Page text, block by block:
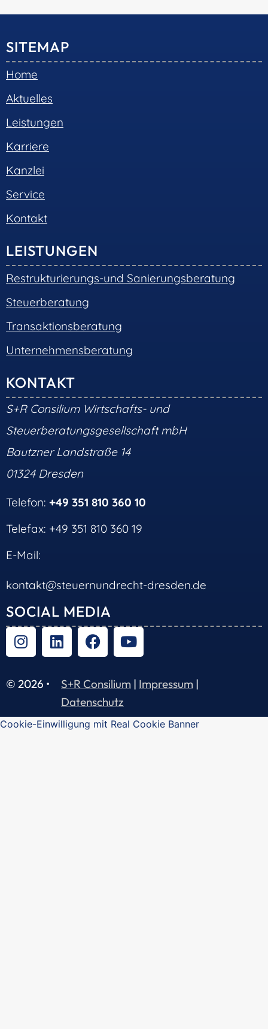
SITEMAP
Home
Aktuelles
Leistungen
Karriere
Kanzlei
Service
Kontakt
LEISTUNGEN
Restrukturierungs-und Sanierungsberatung
Steuerberatung
Transaktionsberatung
Unternehmensberatung
KONTAKT
S+R Consilium Wirtschafts- und
Steuerberatungsgesellschaft mbH
Bautzner Landstraße 14
01324 Dresden
Telefon: +49 351 810 360 10
Telefax: +49 351 810 360 19
E-Mail:
kontakt@steuernundrecht-dresden.de
SOCIAL MEDIA
© 2026 • S+R Consilium | Impressum |
Datenschutz
Cookie-Einwilligung mit Real Cookie Banner